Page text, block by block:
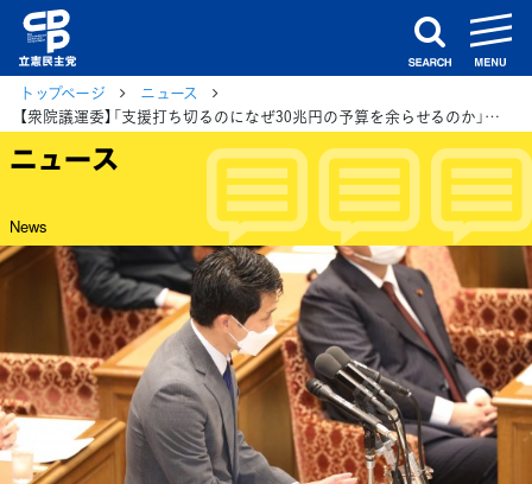
search
トップページ
ニュース
【衆院議運委】「支援打ち切るのになぜ30兆円の予算を余らせるのか」小川淳也議員
ニュース
News